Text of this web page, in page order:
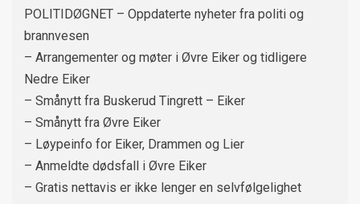
POLITIDØGNET – Oppdaterte nyheter fra politi og
brannvesen
– Arrangementer og møter i Øvre Eiker og tidligere
Nedre Eiker
– Smånytt fra Buskerud Tingrett – Eiker
– Smånytt fra Øvre Eiker
– Løypeinfo for Eiker, Drammen og Lier
– Anmeldte dødsfall i Øvre Eiker
– Gratis nettavis er ikke lenger en selvfølgelighet